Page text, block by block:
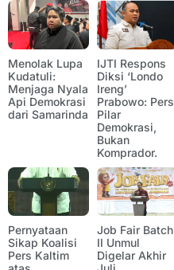
Menolak Lupa
Kudatuli:
Menjaga Nyala
Api Demokrasi
dari Samarinda
IJTI Respons
Diksi ‘Londo
Ireng’
Prabowo: Pers
Pilar
Demokrasi,
Bukan
Komprador.
Pernyataan
Sikap Koalisi
Pers Kaltim
Job Fair Batch
II Unmul
Digelar Akhir